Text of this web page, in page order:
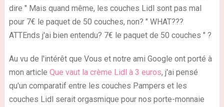
dire " Mais quand même, les couches Lidl sont pas mal
pour 7€ le paquet de 50 couches, non? " WHAT???
ATTEnds j'ai bien entendu? 7€ le paquet de 50 couches " ?
Au vu de l'intérêt que Vous et notre ami Google ont porté à
mon article Que vaut la crème Lidl à 3 euros, j'ai pensé
qu'un comparatif entre les couches Pampers et les
couches Lidl serait orgasmique pour nos porte-monnaie